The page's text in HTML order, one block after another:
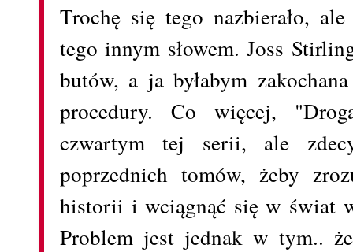
Trochę się tego nazbierało,
tego innym słowem. Joss
butów, a ja byłabym
procedury. Co więcej,
czwartym tej serii, ale
poprzednich tomów, żeby
historii i wciągnąć się w świat
Problem jest jednak w tym..